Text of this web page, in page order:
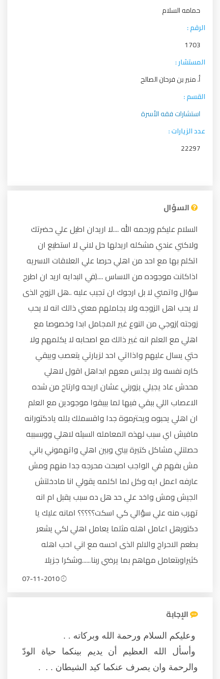
حمامه السلام
الرقم :
1703
المستشار :
أ. منير بن فرحان الصالح
القسم :
استشارات فقه الأسرة
عدد الزيارات :
22297
السؤال
السلام عليكم ورحمه الله ....لا اريدان اطيل علي حضرتك
ولاكني عندي مشكله اريدلها حل لاني لا استطيع ان
اتكلم بها مع احد من اهلي حرصا علي العلاقات الاسريه
اذاكانت موجوده من الاساس ....(في البدايه اريد ان اطرح
سؤال واتمني لا بل ارجوك ان تجيب عليه ..هل الزوج الذى
لا يحب اهل الزوجه ولا يجاملهم معني ذالك انه لا يحب
زوجته )زوجي من النوع غير المجامل ابدا وخصوصا مع
اهلي مع العلم انه غير ذالك مع اصحابه لا يكلمهم ولا
حتي يسال عليهم واذااتي احد لزيارتي يتعصب ويبقي
كاره نفسه ولا يجلس معهم ابداهل اقول لاهلي
محدش عاد يجيلي يزورني عشان اريحه وارتاح من شده
الاعصاب اللي ببقي فيها لما بيبقوا موجودين مع العلم
ان اهلي يحبوه ويحترموة جدا واقسملك بلله يادكتورانه
مافيش اي سبب لهذه المعامله السيئه لاهلي ووبسببه
حصلتلي مشاكل كتيرة بيني وبين اهلي واتهموني باني
مش بفهم في الواجب اصبحت محرجه جدا منهم ومش
عارفه اعمل ايه وكل لما اكلمه يقولي انا مادخلتش
الجيش ومش واخد علي حد هل ده سبب يقبل ام انه
تهرب منه علي سؤالي كي اسكت؟؟؟؟؟ امانه عليك يا
دكتورهل اعامل اهله مثلما يعامل اهلي لكي يشعر
بطعم الاحراج والالم الذى احسه مع اني احب اهله
كثيراوبتعامل مهاهم بما يرضي ربنا......وشكرا جزيلا
الإجابة
وعليكم السلام ورحمة الله وبركاته . .
وأسأل الله العظيم أن يديم بينكما حياة الودّ
والرحمة وان يصرف عنكما كيد الشيطان . . .